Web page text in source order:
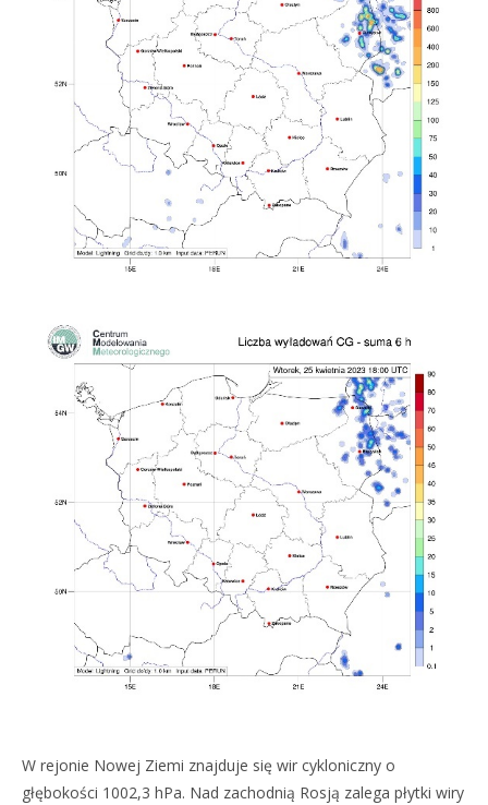
W rejonie Nowej Ziemi znajduje się wir cykloniczny o
głębokości 1002,3 hPa. Nad zachodnią Rosją zalega płytki wiry